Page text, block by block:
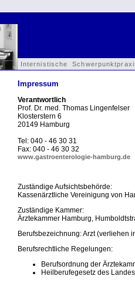
Internistische
Impressum
Verantwortlich
Prof. Dr. med. Thomas Lingenfelser
Klosterstern 6
20149 Hamburg
Tel: 040 - 46 30 31
Fax: 040 - 46 30 32
www.gastroenterologie-hamburg.de
Zuständige Aufsichtsbehörde:
Kassenärztliche Vereinigung von
Zuständige Kammer:
Ärztekammer Hamburg,
Berufsbezeichnung: Arzt (verliehen
Berufsrechtliche Regelungen:
Berufsordnung der
Heilberufegesetz des